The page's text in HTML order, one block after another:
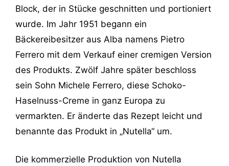
Block, der in Stücke geschnitten und portioniert
wurde. Im Jahr 1951 begann ein
Bäckereibesitzer aus Alba namens Pietro
Ferrero mit dem Verkauf einer cremigen Version
des Produkts. Zwölf Jahre später beschloss
sein Sohn Michele Ferrero, diese Schoko-
Haselnuss-Creme in ganz Europa zu
vermarkten. Er änderte das Rezept leicht und
benannte das Produkt in „Nutella“ um.
Die kommerzielle Produktion von Nutella